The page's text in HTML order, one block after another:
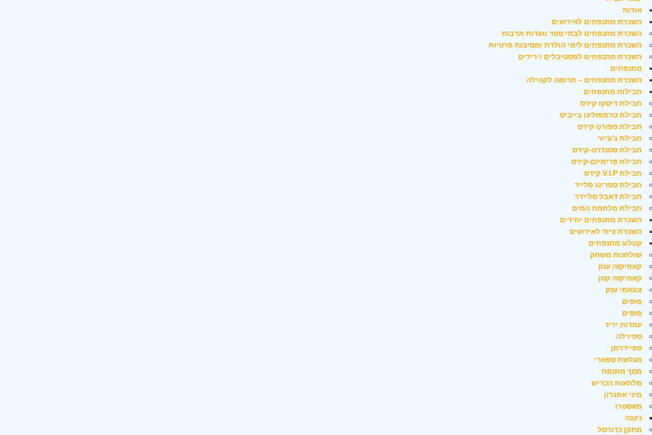
אודות
השכרת מתנפחים לאירועים
השכרת מתנפחים לבתי ספר וועדות תרבות
השכרת מתנפחים לימי הולדת ומסיבות פרטיות
השכרת מתנפחים לפסטיבלים וירידים
מתנפחים
השכרת מתנפחים – תרומה לקהילה
חבילות מתנפחים
חבילת דיסקו קידס
חבילת טרמפולינו בייביס
חבילת ספורט קידס
חבילת ג'וניור
חבילת סטנדרט-קידס
חבילת פרימיום-קידס
חבילת V.I.P קידס
חבילת ספרינג סלייד
חבילת דאבל סליידר
חבילת מלחמת המים
השכרת מתנפחים יחידים
השכרת ציוד לאירועים
קטלוג מתנפחים
שולחנות משחק
קאמיקזה ענק
קאמיקזה קטן
צונאמי ענק
פופים
פופים
עמדות יריד
ספירלה
ספיידרמן
מגלשת ספארי
מסך מתנפח
מלתעות הכריש
מיני אתגרון
מאסטרו
נינגה
מתקן כדורסל